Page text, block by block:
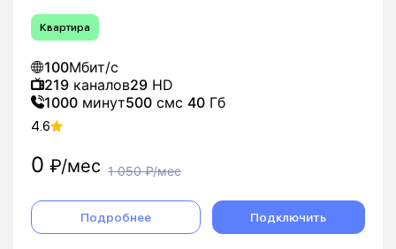
Квартира
100Мбит/с
219 каналов29 HD
1000 минут500 смс 40 Гб
4.6
0 ₽/мес 1 050₽/мес
Подробнее Подключить